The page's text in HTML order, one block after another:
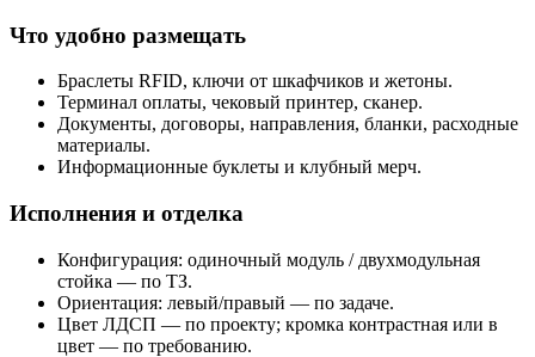
Что удобно размещать
Браслеты RFID, ключи от шкафчиков и жетоны.
Терминал оплаты, чековый принтер, сканер.
Документы, договоры, направления, бланки, расходные
материалы.
Информационные буклеты и клубный мерч.
Исполнения и отделка
Конфигурация: одиночный модуль / двухмодульная
стойка — по ТЗ.
Ориентация: левый/правый — по задаче.
Цвет ЛДСП — по проекту; кромка контрастная или в
цвет — по требованию.